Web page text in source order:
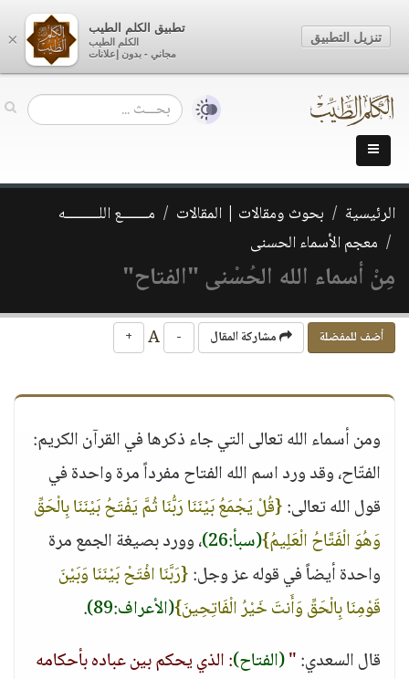
الرئيسية بحوث ومقالات | المقالات
مـــــــع اللـــــــــه
معجم الأسماء الحسنى
مِنْ أسماء الله الحُسْنى "الفتاح"
أضف للمفضلة مشاركة المقال -
+
ومن أسماء الله تعالى التي جاء ذكرها في القرآن الكريم:
الفتّاح، وقد ورد اسم الله الفتاح مفرداً مرة واحدة في
قول الله تعالى:{قُلْ يَجْمَعُ بَيْنَنَا رَبُّنَا ثُمَّ يَفْتَحُ بَيْنَنَا بِالْحَقِّ
وَهُوَ الْفَتَّاحُ الْعَلِيمُ}(سبأ:26)
، وورد بصيغة الجمع مرة
واحدة أيضاً في قوله عز وجل:{رَبَّنَا افْتَحْ بَيْنَنَا وَبَيْنَ
قَوْمِنَا بِالْحَقِّ وَأَنتَ خَيْرُ الْفَاتِحِينَ}(الأعراف:89)
.
قال السعدي:"(الفتاح): الذي يحكم بين عباده بأحكامه
×
تطبيق الكلم الطيب
الكلم الطيب
مجاني - بدون إعلانات
تنزيل التطبيق